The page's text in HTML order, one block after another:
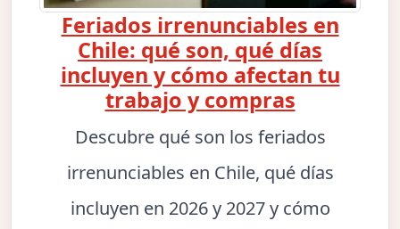
Feriados irrenunciables en
Chile: qué son, qué días
incluyen y cómo afectan tu
trabajo y compras
Descubre qué son los feriados
irrenunciables en Chile, qué días
incluyen en 2026 y 2027 y cómo